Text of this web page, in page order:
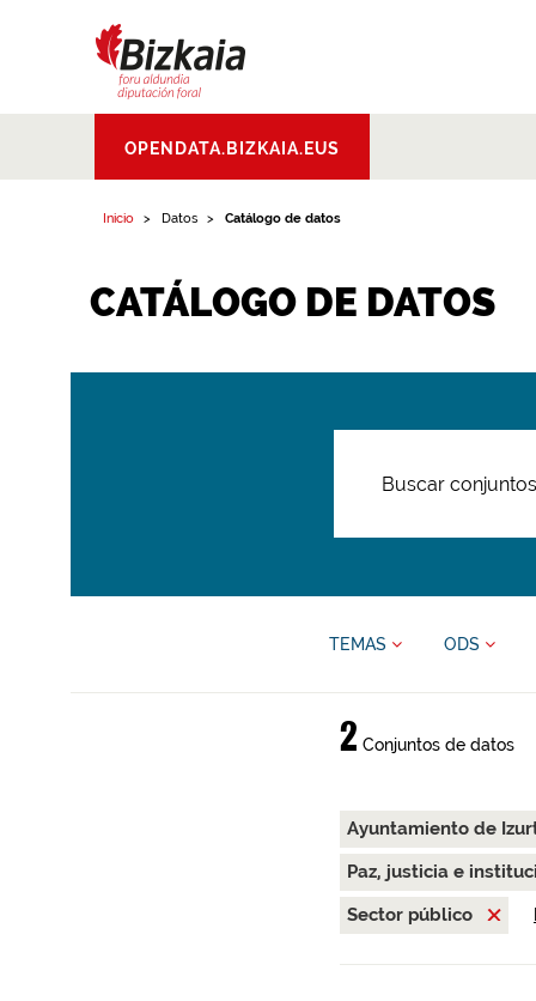
Aldundia.Diputacion
Foral de Bizkaia
OPENDATA.BIZKAIA.EUS
Inicio Datos Catálogo de datos
CATÁLOGO DE DATOS
TEMAS ODS
2 Conjuntos de datos
Ayuntamiento de
Paz, justicia e
Sector público